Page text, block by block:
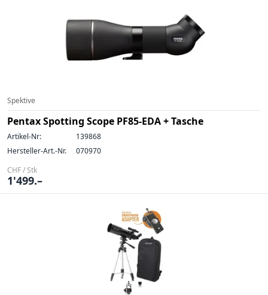
Spektive
Pentax Spotting Scope PF85-EDA + Tasche
Artikel-Nr:
139868
Hersteller-Art.-Nr.
070970
CHF / Stk
1'499.–